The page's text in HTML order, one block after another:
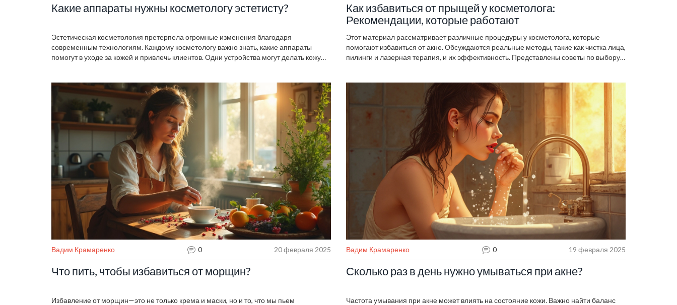
Какие аппараты нужны косметологу эстетисту?
Эстетическая косметология претерпела огромные изменения благодаря
современным технологиям. Каждому косметологу важно знать, какие аппараты
помогут в уходе за кожей и привлечь клиентов. Одни устройства могут делать кожу
успех специалиста. Разбираемся, какие аппараты нужны для эффективной работы
косметолога эстетиста.
Как избавиться от прыщей у косметолога:
Рекомендации, которые работают
Этот материал рассматривает различные процедуры у косметолога, которые
помогают избавиться от акне. Обсуждаются реальные методы, такие как чистка лица,
пилинги и лазерная терапия, и их эффективность. Представлены советы по выбору
это может поменять ваше качество жизни.
Вадим Крамаренко 0 20 февраля 2025
Что пить, чтобы избавиться от морщин?
Избавление от морщин—это не только крема и маски, но и то, что мы пьем
Вадим Крамаренко 0 19 февраля 2025
Сколько раз в день нужно умываться при акне?
Частота умывания при акне может влиять на состояние кожи. Важно найти баланс